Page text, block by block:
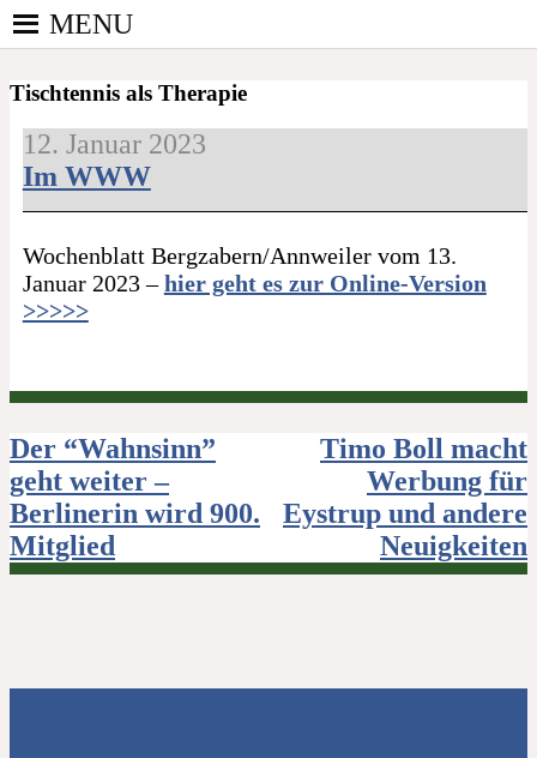
Skip
to
PINGPONGPARKINSON
DEUTSCHLAND E. V.
kooperierenden Vereinen und Einzelpersonen, der
sich – mit dem Mittel Tischtennis – überwiegend
ehrenamtlich um Personen mit Parkinson und
deren Angehörige kümmert.
MENU
Tischtennis als Therapie
12. Januar 2023
Im WWW
Wochenblatt Bergzabern/Annweiler vom 13.
Januar 2023 –hier geht es zur Online-Version
>>>>>
Beitragsnavigation
Der “Wahnsinn”
geht weiter –
Berlinerin wird 900.
Mitglied
Timo Boll macht
Werbung für
Eystrup und andere
Neuigkeiten